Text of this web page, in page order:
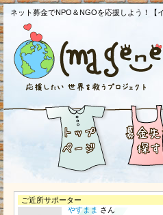
ネット募金でNPO＆NGOを応援しよう！
ご近所サポーター
やすまま さん